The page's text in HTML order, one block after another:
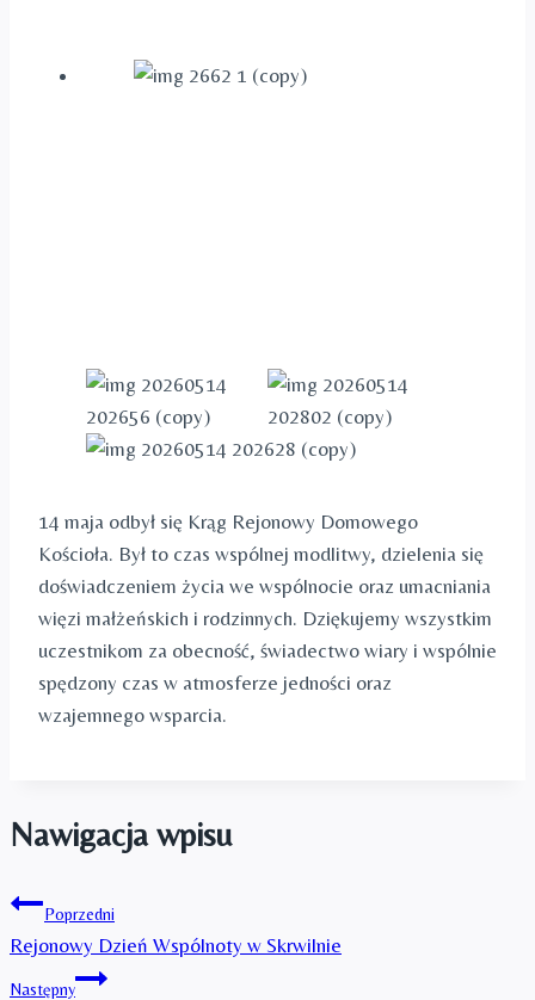
14 maja odbył się Krąg Rejonowy Domowego
Kościoła. Był to czas wspólnej modlitwy, dzielenia się
doświadczeniem życia we wspólnocie oraz umacniania
więzi małżeńskich i rodzinnych. Dziękujemy wszystkim
uczestnikom za obecność, świadectwo wiary i wspólnie
spędzony czas w atmosferze jedności oraz
wzajemnego wsparcia.
Nawigacja wpisu
Poprzedni
Rejonowy Dzień Wspólnoty w Skrwilnie
Następny